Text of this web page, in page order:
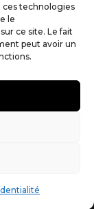
ces technologies
le
ce site. Le fait
peut avoir un
par Partner
de cookies (UE)|
de Vente
et sur la